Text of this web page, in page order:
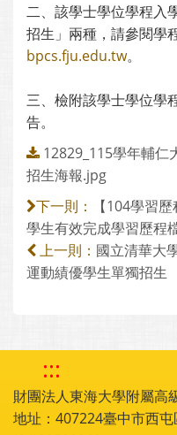
二、該學士學位學程入
招生」兩種，請參閱學
bpcs.fju.edu.tw。
三、檢附該學士學位學
告。
12829_115學年輔仁
招生海報.jpg
下一則：
【104學習
學生有效完成學習歷程
上一則： 國立清華大
運動績優學生單獨招生
:::
財團法人東海大學附屬高
地址：407224臺中市西